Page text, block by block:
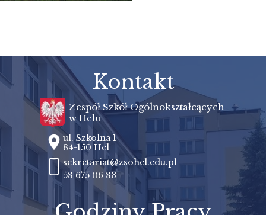
Kontakt
Zespół Szkół Ogólnokształcących
w Helu
ul. Szkolna 1
84-150 Hel
sekretariat@zsohel.edu.pl
58 675 06 83